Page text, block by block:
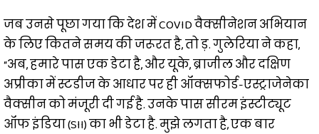
जब उनसे पूछा गया कि देश में COVID वैक्सीनेशन अभियान
के लिए कितने समय की जरूरत है, तो ड़. गुलेरिया ने कहा,
“अब, हमारे पास एक डेटा है, और यूके, ब्राजील और दक्षिण
अप्रीका में स्टडीज के आधार पर ही ऑक्सफोर्ड-एस्ट्राजेनेका
वैक्सीन को मंजूरी दी गई है. उनके पास सीरम इंस्टीट्यूट
ऑफ इंडिया (SII) का भी डेटा है. मुझे लगता है, एक बार